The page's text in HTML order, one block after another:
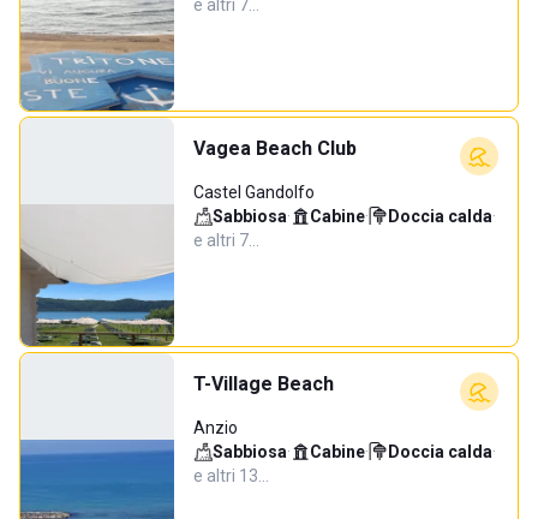
e altri 7…
Vagea Beach Club
Castel Gandolfo
Sabbiosa· Cabine· Doccia calda·
e altri 7…
T-Village Beach
Anzio
Sabbiosa· Cabine· Doccia calda·
e altri 13…